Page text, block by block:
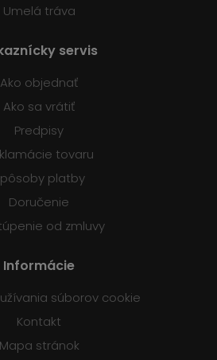
Umelá tráva
servis
Ako objednať
Ako sa vrátiť
Predpisy
tovaru
platby
Doručenie
od zmluvy
Informácie
súborov cookie
Kontakt
Mapa stránok